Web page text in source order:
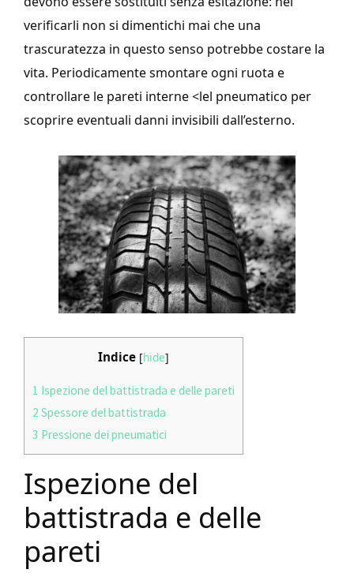
verificarli non si dimentichi mai che una
trascuratezza in questo senso potrebbe costare la
vita. Periodicamente smontare ogni ruota e
controllare le pareti interne <lel pneumatico per
scoprire eventuali danni invisibili dall’esterno.
Indice [hide]
1 Ispezione del battistrada e delle pareti
2 Spessore del battistrada
3 Pressione dei pneumatici
Ispezione del
battistrada e delle
pareti